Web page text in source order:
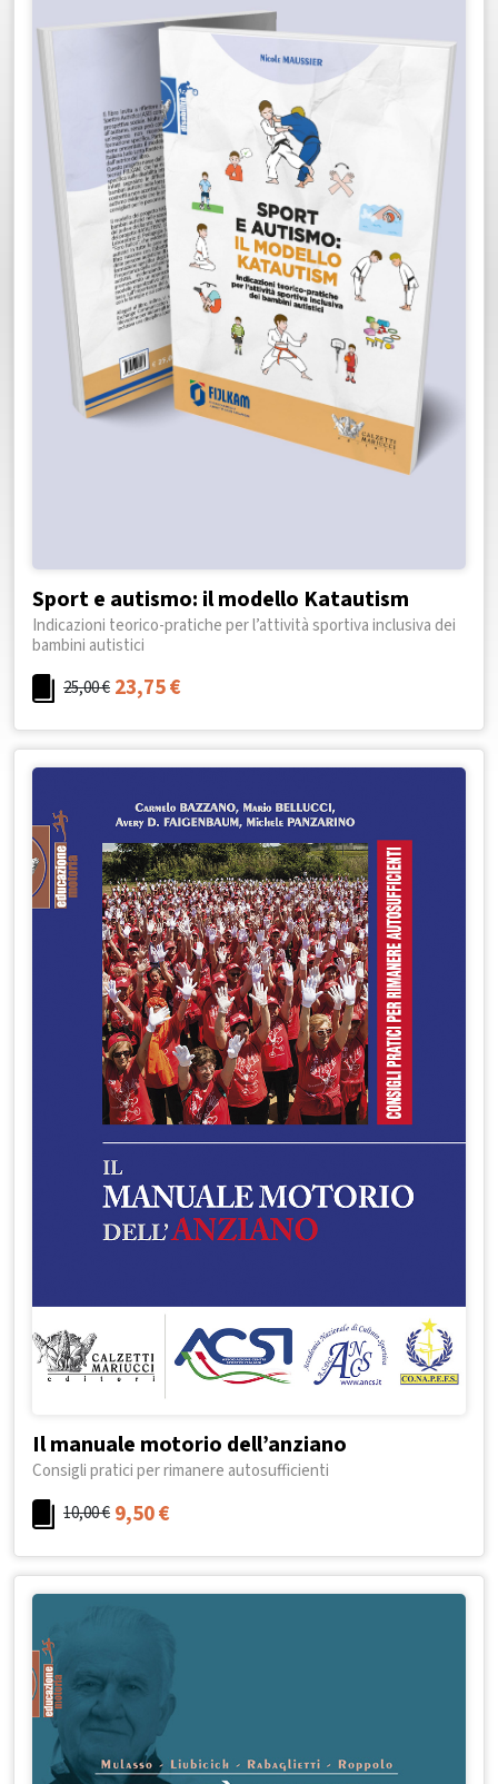
Sport e autismo: il modello Katautism
Indicazioni teorico-pratiche per l’attività sportiva inclusiva dei
bambini autistici
25,00€ 23,75€
Il manuale motorio dell’anziano
Consigli pratici per rimanere autosufficienti
10,00€ 9,50€